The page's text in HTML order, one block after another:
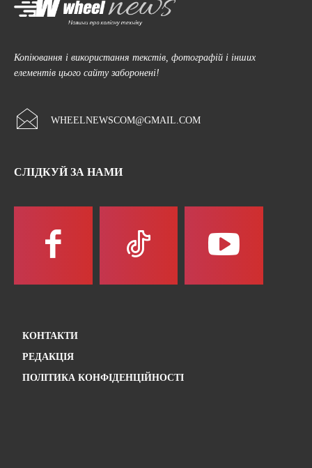
Копіювання і використання текстів, фотографій і інших
елементів цього сайту заборонені!
WHEELNEWSCOM@GMAIL.COM
СЛІДКУЙ ЗА НАМИ
КОНТАКТИ
РЕДАКЦІЯ
ПОЛІТИКА КОНФІДЕНЦІЙНОСТІ